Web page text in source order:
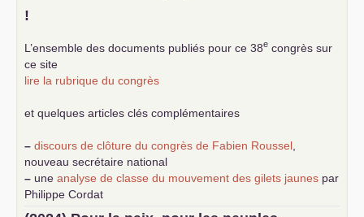
!
L’ensemble des documents publiés pour ce 38e congrès sur
ce site
lire la rubrique du congrès
et quelques articles clés complémentaires
– discours de clôture du congrès de Fabien Roussel
nouveau secrétaire national
– une analyse de classe du mouvement des gilets jaunes par
Philippe Cordat
–
un texte de Jean-Claude Delaunay
le marxisme est la